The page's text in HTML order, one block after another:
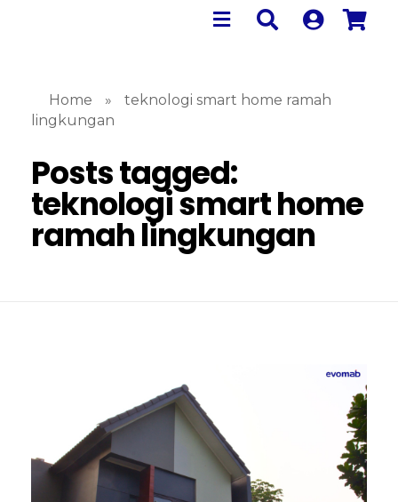
Home »
teknologi smart home ramah
lingkungan
Posts tagged:
teknologi smart home
ramah lingkungan